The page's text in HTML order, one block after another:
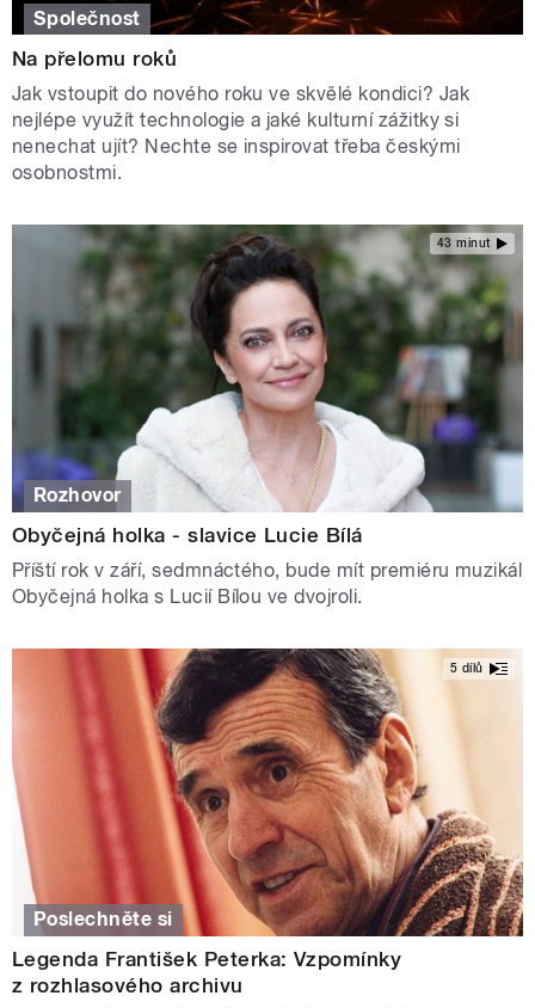
Společnost
Na přelomu roků
Jak vstoupit do nového roku ve skvělé kondici? Jak
nejlépe využít technologie a jaké kulturní zážitky si
nenechat ujít? Nechte se inspirovat třeba českými
osobnostmi.
43 minut
Rozhovor
Obyčejná holka - slavice Lucie Bílá
Příští rok v září, sedmnáctého, bude mít premiéru muzikál
Obyčejná holka s Lucií Bílou ve dvojroli.
5 dílů
Poslechněte si
Legenda František Peterka: Vzpomínky
z rozhlasového archivu